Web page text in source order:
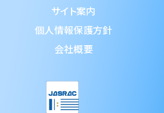
サイト案内
個人情報保護方針
会社概要